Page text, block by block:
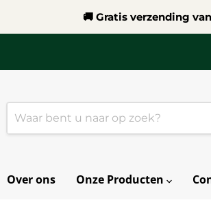
🚚 Gratis verzending
Over ons Onze Producten